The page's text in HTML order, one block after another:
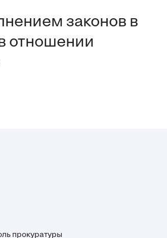
законов в
отношении
прокуратуры